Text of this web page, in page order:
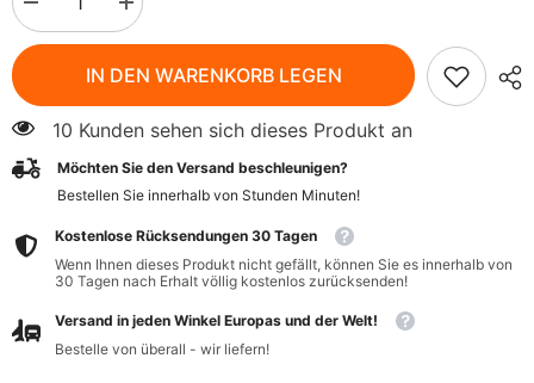
verringern
für
für
Nerven
(25
x
15
DER
NATUR
Menge
erhöhen
für
BIO
Tee
(25
15
g)
-
DER
NATUR
IN DEN WARENKORB LEGEN
10 Kunden sehen sich dieses Produkt an
Möchten Sie den Versand beschleunigen?
Bestellen Sie innerhalb von Stunden Minuten!
Kostenlose Rücksendungen 30 Tagen
Wenn Ihnen dieses Produkt nicht gefällt, können Sie es innerhalb von
30 Tagen nach Erhalt völlig kostenlos zurücksenden!
Versand in jeden Winkel Europas und der Welt!
Bestelle von überall - wir liefern!